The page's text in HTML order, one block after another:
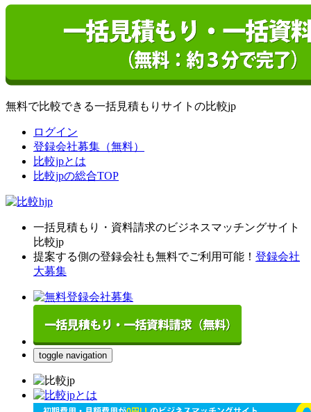
無料で比較できる一括見積もりサイトの比較jp
ログイン
登録会社募集（無料）
比較jpとは
比較jpの総合TOP
一括見積もり・資料請求のビジネスマッチングサイト
比較jp
提案する側の登録会社も無料でご利用可能！ 登録会社
大募集
toggle navigation